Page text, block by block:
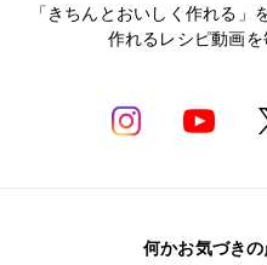
「きちんとおいしく作れる」
作れるレシピ動画を
何かお気づき